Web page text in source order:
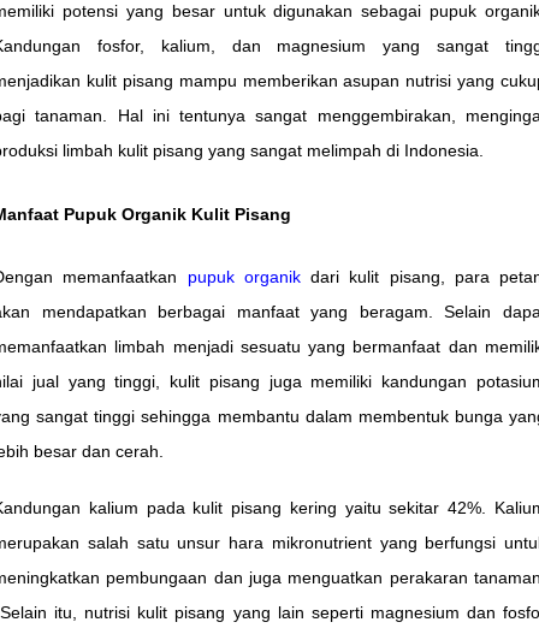
potensi yang besar untuk digunakan sebagai pupuk
fosfor, kalium, dan magnesium yang sangat
kulit pisang mampu memberikan asupan nutrisi yang
tanaman. Hal ini tentunya sangat menggembirakan,
limbah kulit pisang yang sangat melimpah di Indonesia.
Pupuk Organik Kulit Pisang
memanfaatkan pupuk organikdari kulit pisang, para
mendapatkan berbagai manfaat yang beragam. Selain
limbah menjadi sesuatu yang bermanfaat dan
jual yang tinggi, kulit pisang juga memiliki kandungan
sangat tinggi sehingga membantu dalam membentuk bunga
besar dan cerah.
kalium pada kulit pisang kering yaitu sekitar 42%.
salah satu unsur hara mikronutrient yang berfungsi
pembungaan dan juga menguatkan perakaran tanaman.
itu, nutrisi kulit pisang yang lain seperti magnesium dan